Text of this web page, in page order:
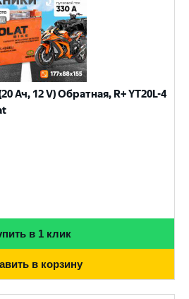
Ач, 12 V) Обратная, R+ YT20L-4
в 1 клик
в корзину